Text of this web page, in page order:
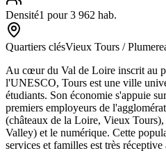
Densité1 pour 3 962 hab.
Quartiers clésVieux Tours /
Au cœur du Val de Loire inscrit au
l'UNESCO, Tours est une ville
étudiants. Son économie s'appuie
premiers employeurs de
(châteaux de la Loire, Vieux
Valley) et le numérique. Cette
services et familles est très